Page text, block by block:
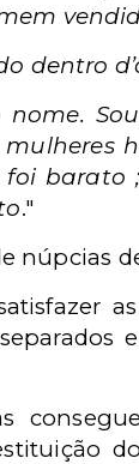
dentro
foi
."
núpcias